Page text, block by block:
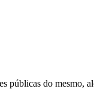
do mesmo,